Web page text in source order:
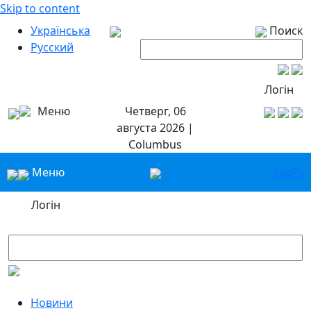
Skip to content
Українська
Русский
Поиск
Логін
Меню
Четверг, 06
августа 2026 |
Columbus
Меню
УкрРу
Логін
Новини